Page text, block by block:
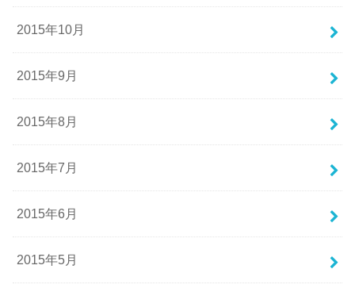
2015年10月
2015年9月
2015年8月
2015年7月
2015年6月
2015年5月